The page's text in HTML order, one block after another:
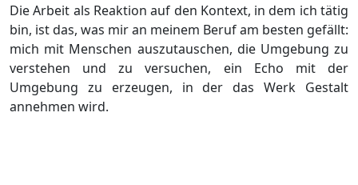
Die Arbeit als Reaktion auf den Kontext, in dem ich tätig
bin, ist das, was mir an meinem Beruf am besten gefällt:
mich mit Menschen auszutauschen, die Umgebung zu
verstehen und zu versuchen, ein Echo mit der
Umgebung zu erzeugen, in der das Werk Gestalt
annehmen wird.